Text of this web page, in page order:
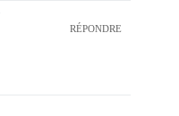
RÉPONDRE